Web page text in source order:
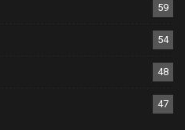
59
54
48
47